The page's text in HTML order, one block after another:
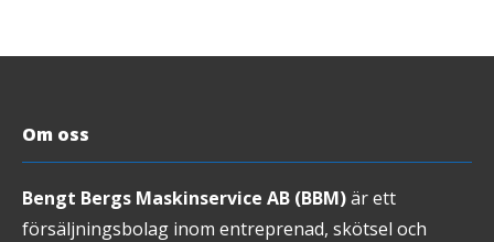
Om oss
Bengt Bergs Maskinservice AB (BBM)är ett
försäljningsbolag inom entreprenad, skötsel och